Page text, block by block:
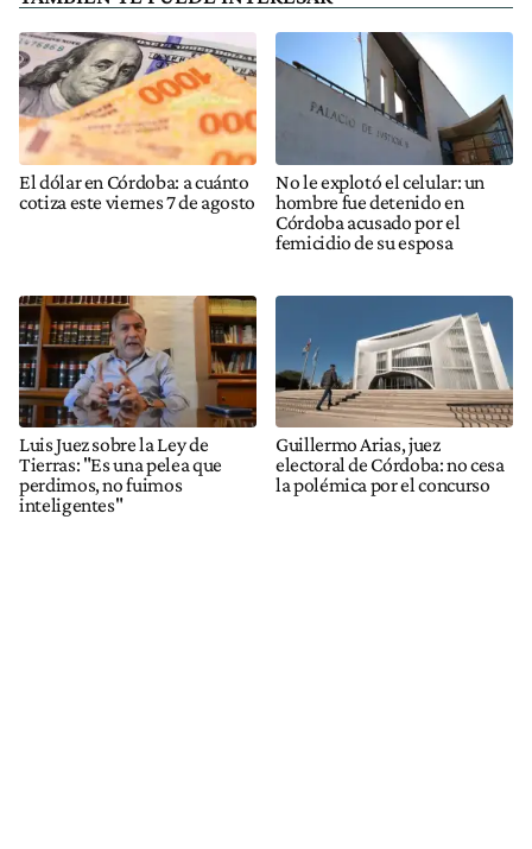
El dólar en Córdoba: a cuánto
cotiza este viernes 7 de agosto
No le explotó el celular: un
hombre fue detenido en
Córdoba acusado por el
femicidio de su esposa
Luis Juez sobre la Ley de
Tierras: "Es una pelea que
perdimos, no fuimos
inteligentes"
Guillermo Arias, juez
electoral de Córdoba: no cesa
la polémica por el concurso